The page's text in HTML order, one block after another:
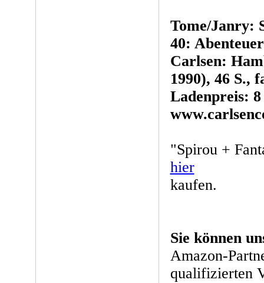
Tome/Janry:
40:
Carlsen:
1990), 46 S.,
Ladenpreis:
"Spirou +
hier
kaufen.
Sie können
Amazon-
qualifizierten